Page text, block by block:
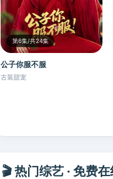
第6集/共24集
公子你服不服
古装甜宠
🎬 热门综艺 · 免费